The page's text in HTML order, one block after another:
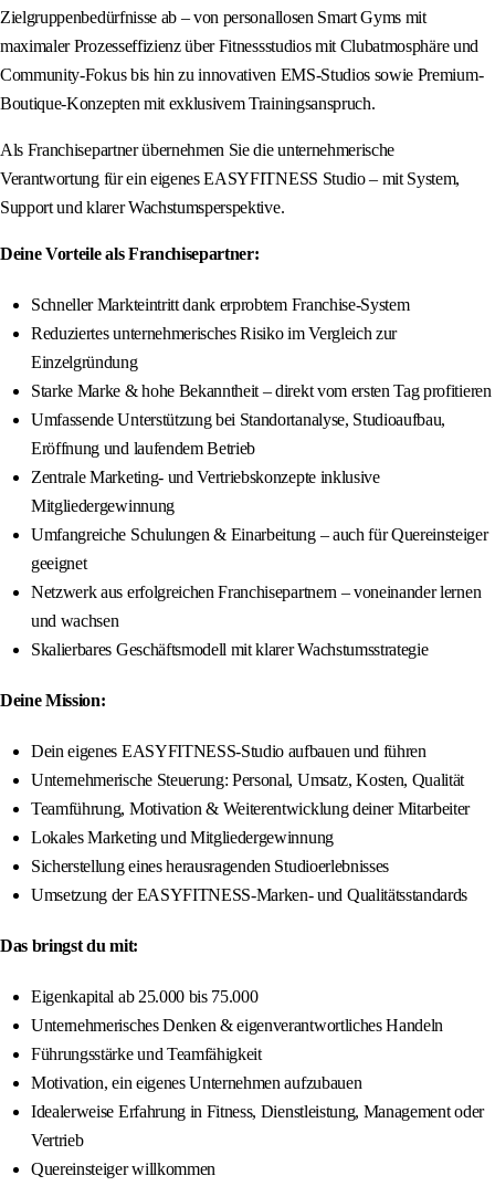
Zielgruppenbedürfnisse ab – von personallosen Smart Gyms mit
maximaler Prozesseffizienz über Fitnessstudios mit Clubatmosphäre und
Community-Fokus bis hin zu innovativen EMS-Studios sowie Premium-
Boutique-Konzepten mit exklusivem Trainingsanspruch.
Als Franchisepartner übernehmen Sie die unternehmerische
Verantwortung für ein eigenes EASYFITNESS Studio – mit System,
Support und klarer Wachstumsperspektive.
Deine Vorteile als Franchisepartner:
Schneller Markteintritt dank erprobtem Franchise-System
Reduziertes unternehmerisches Risiko im Vergleich zur
Einzelgründung
Starke Marke & hohe Bekanntheit – direkt vom ersten Tag profitieren
Umfassende Unterstützung bei Standortanalyse, Studioaufbau,
Eröffnung und laufendem Betrieb
Zentrale Marketing- und Vertriebskonzepte inklusive
Mitgliedergewinnung
Umfangreiche Schulungen & Einarbeitung – auch für Quereinsteiger
geeignet
Netzwerk aus erfolgreichen Franchisepartnern – voneinander lernen
und wachsen
Skalierbares Geschäftsmodell mit klarer Wachstumsstrategie
Deine Mission:
Dein eigenes EASYFITNESS-Studio aufbauen und führen
Unternehmerische Steuerung: Personal, Umsatz, Kosten, Qualität
Teamführung, Motivation & Weiterentwicklung deiner Mitarbeiter
Lokales Marketing und Mitgliedergewinnung
Sicherstellung eines herausragenden Studioerlebnisses
Umsetzung der EASYFITNESS-Marken- und Qualitätsstandards
Das bringst du mit:
Eigenkapital ab 25.000 bis 75.000
Unternehmerisches Denken & eigenverantwortliches Handeln
Führungsstärke und Teamfähigkeit
Motivation, ein eigenes Unternehmen aufzubauen
Idealerweise Erfahrung in Fitness, Dienstleistung, Management oder
Vertrieb
Quereinsteiger willkommen